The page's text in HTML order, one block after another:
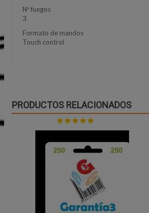
Nº fuegos
3
Formato de mandos
Touch control
PRODUCTOS RELACIONADOS